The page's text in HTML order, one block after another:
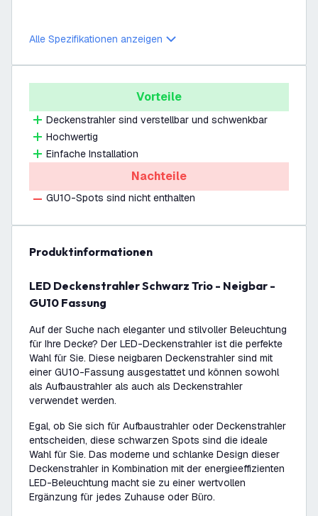
Alle Spezifikationen anzeigen
Vorteile
Deckenstrahler sind verstellbar und schwenkbar
Hochwertig
Einfache Installation
Nachteile
GU10-Spots sind nicht enthalten
Produktinformationen
LED Deckenstrahler Schwarz Trio - Neigbar -
GU10 Fassung
Auf der Suche nach eleganter und stilvoller Beleuchtung
für Ihre Decke? Der LED-Deckenstrahler ist die perfekte
Wahl für Sie. Diese neigbaren Deckenstrahler sind mit
einer GU10-Fassung ausgestattet und können sowohl
als Aufbaustrahler als auch als Deckenstrahler
verwendet werden.
Egal, ob Sie sich für Aufbaustrahler oder Deckenstrahler
entscheiden, diese schwarzen Spots sind die ideale
Wahl für Sie. Das moderne und schlanke Design dieser
Deckenstrahler in Kombination mit der energieeffizienten
LED-Beleuchtung macht sie zu einer wertvollen
Ergänzung für jedes Zuhause oder Büro.